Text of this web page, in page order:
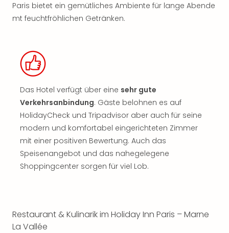
Paris bietet ein gemütliches Ambiente für lange Abende
mt feuchtfröhlichen Getränken.
Das Hotel verfügt über eine sehr gute
Verkehrsanbindung. Gäste belohnen es auf
HolidayCheck und Tripadvisor aber auch für seine
modern und komfortabel eingerichteten Zimmer
mit einer positiven Bewertung. Auch das
Speisenangebot und das nahegelegene
Shoppingcenter sorgen für viel Lob.
Restaurant & Kulinarik im Holiday Inn Paris – Marne
La Vallée